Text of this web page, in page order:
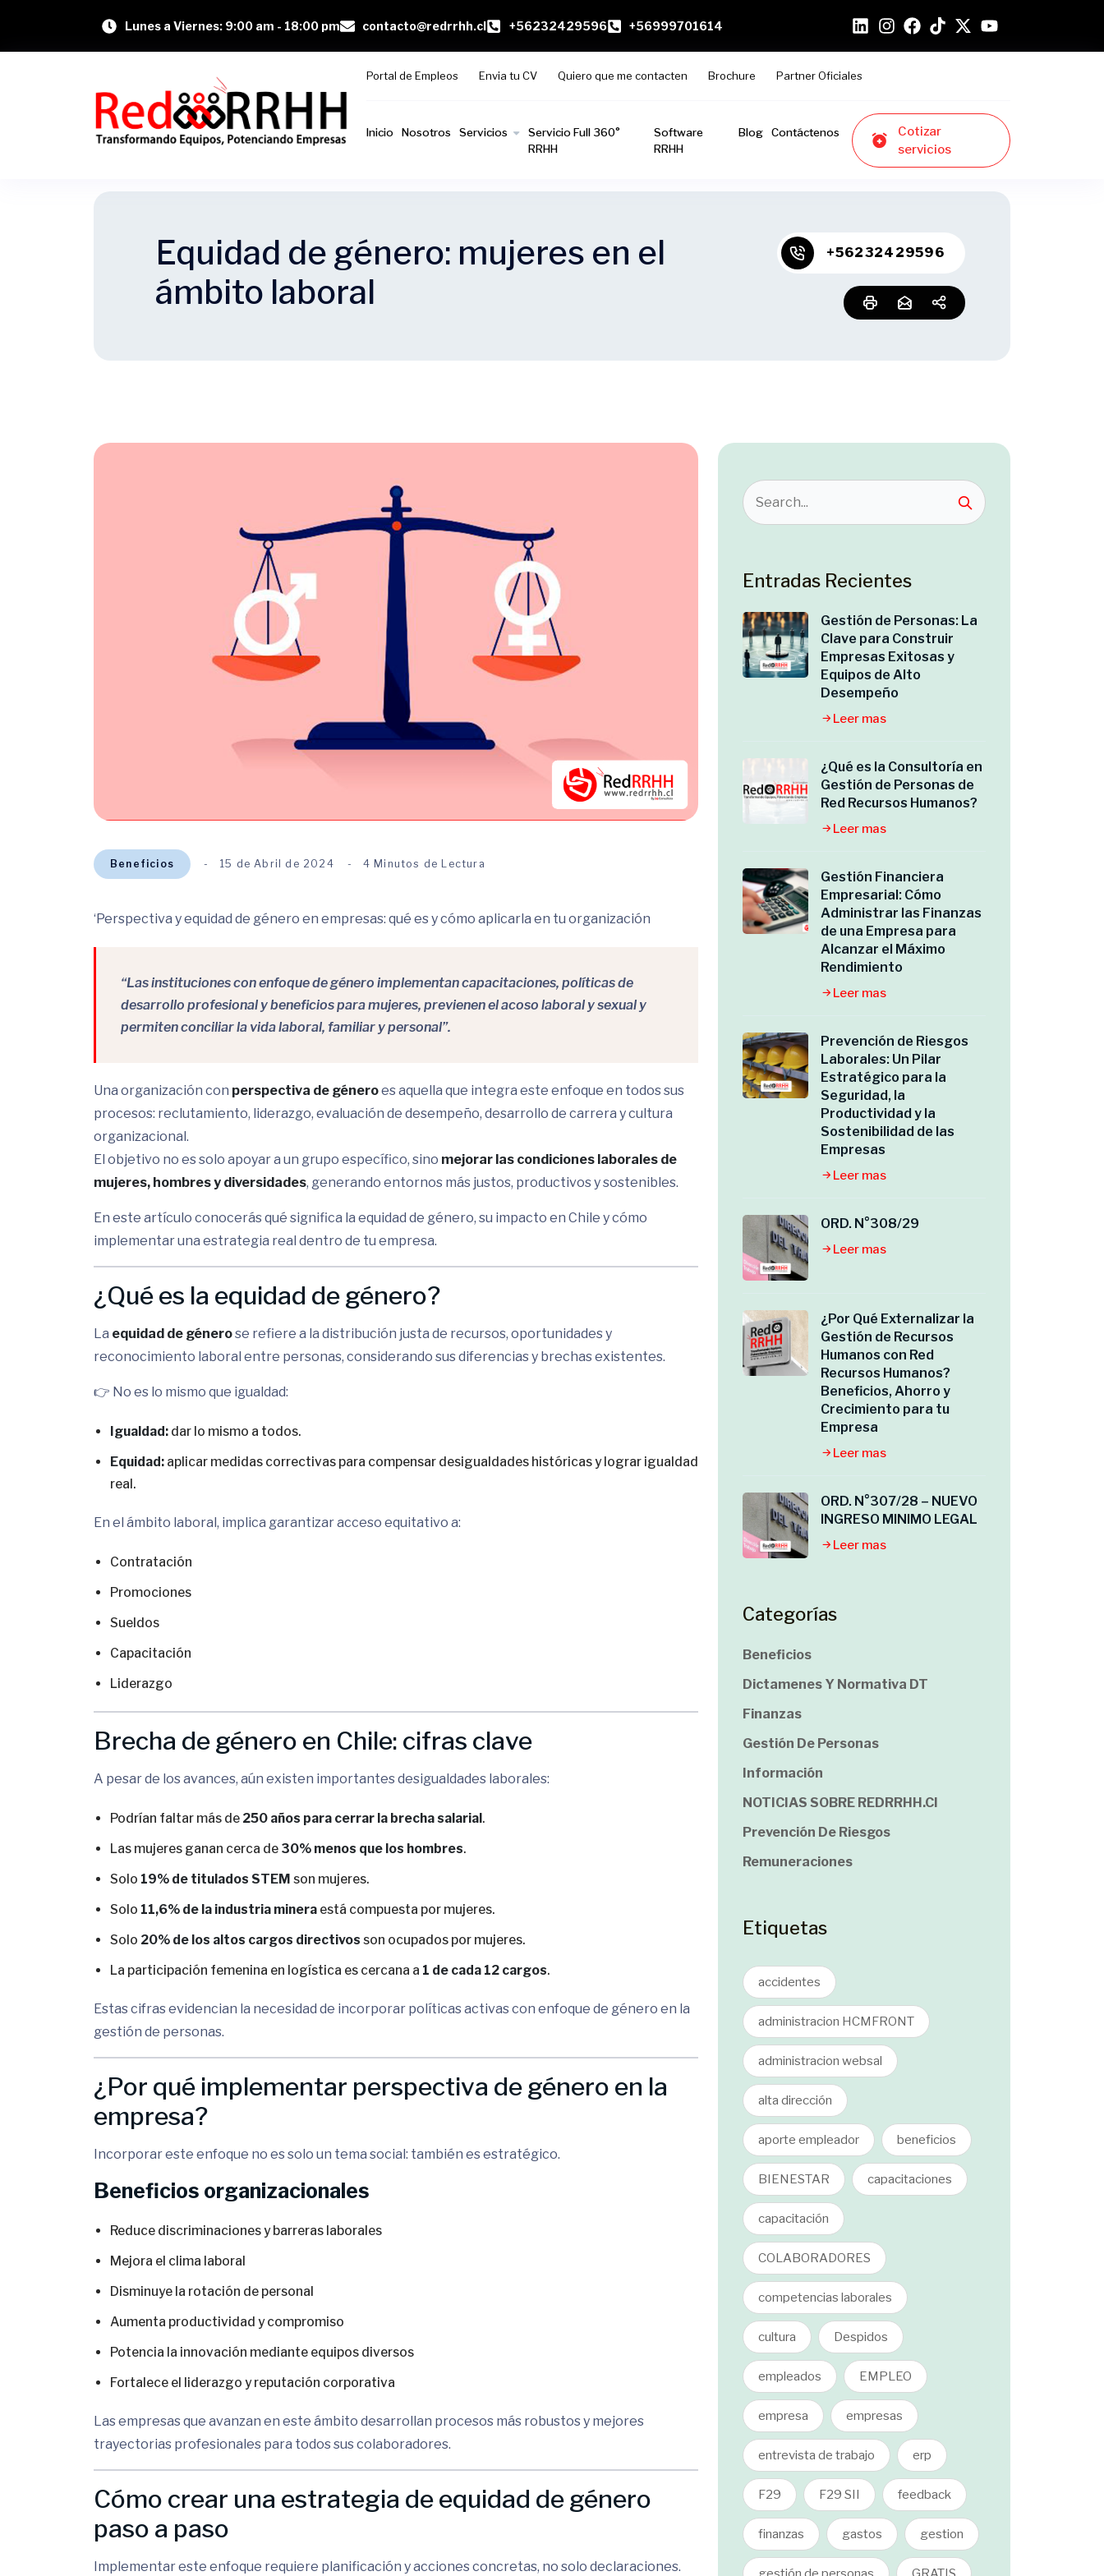
Lunes a Viernes: 9:00 am - 18:00 pm contacto@redrrhh.cl +56232429596 +56999701614
Portal de Empleos Envia tu CV Quiero que me contacten Brochure Partner Oficiales
Inicio Nosotros Servicios
Servicio Full 360°
RRHH
Software
RRHH
Blog Contáctenos
Cotizar
servicios
Equidad de género: mujeres en el
ámbito laboral
+56232429596
Beneficios 15 de Abril de 2024 4 Minutos de Lectura
‘Perspectiva y equidad de género en empresas: qué es y cómo aplicarla en tu organización
“Las instituciones con enfoque de género implementan capacitaciones, políticas de
desarrollo profesional y beneficios para mujeres, previenen el acoso laboral y sexual y
permiten conciliar la vida laboral, familiar y personal”.
Una organización con perspectiva de géneroes aquella que integra este enfoque en todos sus
procesos: reclutamiento, liderazgo, evaluación de desempeño, desarrollo de carrera y cultura
organizacional.
El objetivo no es solo apoyar a un grupo específico, sino mejorar las condiciones laborales de
mujeres, hombres y diversidades, generando entornos más justos, productivos y sostenibles.
En este artículo conocerás qué significa la equidad de género, su impacto en Chile y cómo
implementar una estrategia real dentro de tu empresa.
¿Qué es la equidad de género?
La equidad de génerose refiere a la distribución justa de recursos, oportunidades y
reconocimiento laboral entre personas, considerando sus diferencias y brechas existentes.
👉 No es lo mismo que igualdad:
Igualdad: dar lo mismo a todos.
Equidad: aplicar medidas correctivas para compensar desigualdades históricas y lograr igualdad
real.
En el ámbito laboral, implica garantizar acceso equitativo a:
Contratación
Promociones
Sueldos
Capacitación
Liderazgo
Brecha de género en Chile: cifras clave
A pesar de los avances, aún existen importantes desigualdades laborales:
Podrían faltar más de 250 años para cerrar la brecha salarial.
Las mujeres ganan cerca de 30% menos que los hombres.
Solo 19% de titulados STEM son mujeres.
Solo 11,6% de la industria minera está compuesta por mujeres.
Solo 20% de los altos cargos directivos son ocupados por mujeres.
La participación femenina en logística es cercana a 1 de cada 12 cargos.
Estas cifras evidencian la necesidad de incorporar políticas activas con enfoque de género en la
gestión de personas.
¿Por qué implementar perspectiva de género en la
empresa?
Incorporar este enfoque no es solo un tema social: también es estratégico.
Beneficios organizacionales
Reduce discriminaciones y barreras laborales
Mejora el clima laboral
Disminuye la rotación de personal
Aumenta productividad y compromiso
Potencia la innovación mediante equipos diversos
Fortalece el liderazgo y reputación corporativa
Las empresas que avanzan en este ámbito desarrollan procesos más robustos y mejores
trayectorias profesionales para todos sus colaboradores.
Cómo crear una estrategia de equidad de género
paso a paso
Implementar este enfoque requiere planificación y acciones concretas, no solo declaraciones.
Entradas Recientes
Gestión de Personas: La
Clave para Construir
Empresas Exitosas y
Equipos de Alto
Desempeño
Leer mas
¿Qué es la Consultoría en
Gestión de Personas de
Red Recursos Humanos?
Leer mas
Gestión Financiera
Empresarial: Cómo
Administrar las Finanzas
de una Empresa para
Alcanzar el Máximo
Rendimiento
Leer mas
Prevención de Riesgos
Laborales: Un Pilar
Estratégico para la
Seguridad, la
Productividad y la
Sostenibilidad de las
Empresas
Leer mas
ORD. N°308/29
Leer mas
¿Por Qué Externalizar la
Gestión de Recursos
Humanos con Red
Recursos Humanos?
Beneficios, Ahorro y
Crecimiento para tu
Empresa
Leer mas
ORD. N°307/28 – NUEVO
INGRESO MINIMO LEGAL
Leer mas
Categorías
Beneficios
Dictamenes Y Normativa DT
Finanzas
Gestión De Personas
Información
NOTICIAS SOBRE REDRRHH.cl
Prevención De Riesgos
Remuneraciones
Etiquetas
accidentes
administracion HCMFRONT
administracion websal
alta dirección
aporte empleador beneficios
BIENESTAR capacitaciones
capacitación
COLABORADORES
competencias laborales
cultura Despidos
empleados EMPLEO
empresa empresas
entrevista de trabajo erp
F29 F29 SII feedback
finanzas gastos gestion